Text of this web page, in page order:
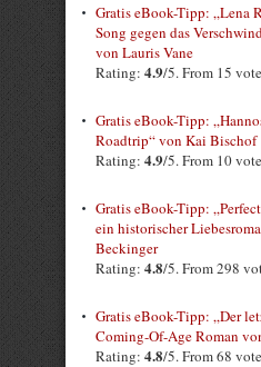
Gratis eBook-Tipp: „Lena
Song gegen das
von Lauris Vane
Rating: 4.9/5. From 15
Gratis eBook-Tipp:
Roadtrip“ von Kai Bischof
Rating: 4.9/5. From 10
Gratis eBook-Tipp:
ein historischer
Beckinger
Rating: 4.8/5. From 298
Gratis eBook-Tipp: „Der
Coming-Of-Age Roman
Rating: 4.8/5. From 68